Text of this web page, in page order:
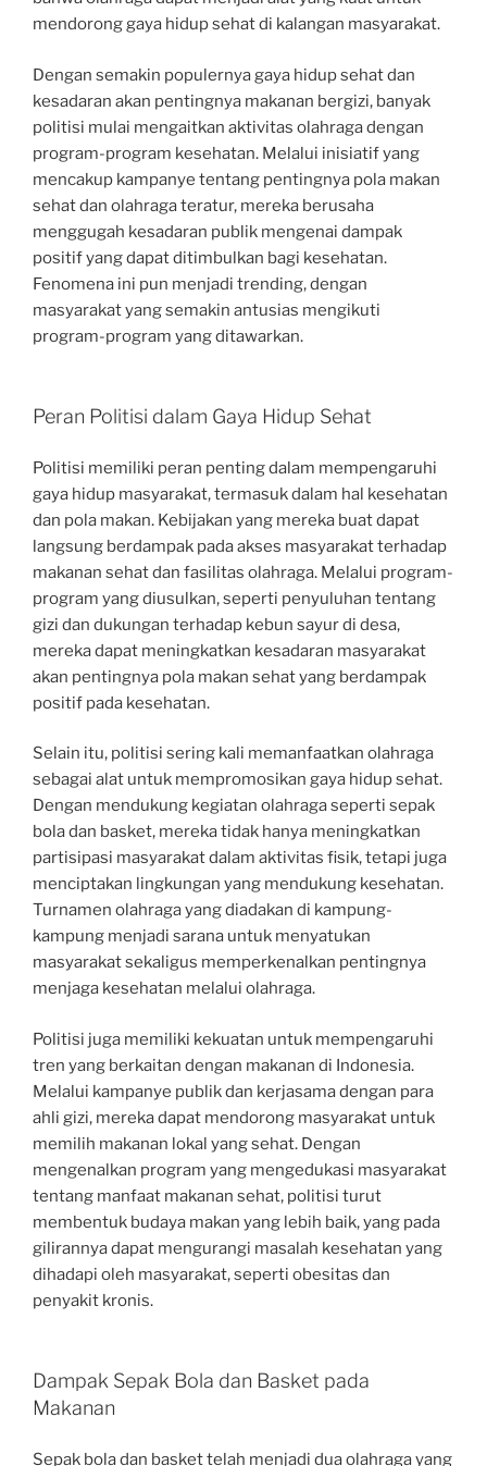
mendorong gaya hidup sehat di kalangan masyarakat.
Dengan semakin populernya gaya hidup sehat dan
kesadaran akan pentingnya makanan bergizi, banyak
politisi mulai mengaitkan aktivitas olahraga dengan
program-program kesehatan. Melalui inisiatif yang
mencakup kampanye tentang pentingnya pola makan
sehat dan olahraga teratur, mereka berusaha
menggugah kesadaran publik mengenai dampak
positif yang dapat ditimbulkan bagi kesehatan.
Fenomena ini pun menjadi trending, dengan
masyarakat yang semakin antusias mengikuti
program-program yang ditawarkan.
Peran Politisi dalam Gaya Hidup Sehat
Politisi memiliki peran penting dalam mempengaruhi
gaya hidup masyarakat, termasuk dalam hal kesehatan
dan pola makan. Kebijakan yang mereka buat dapat
langsung berdampak pada akses masyarakat terhadap
makanan sehat dan fasilitas olahraga. Melalui program-
program yang diusulkan, seperti penyuluhan tentang
gizi dan dukungan terhadap kebun sayur di desa,
mereka dapat meningkatkan kesadaran masyarakat
akan pentingnya pola makan sehat yang berdampak
positif pada kesehatan.
Selain itu, politisi sering kali memanfaatkan olahraga
sebagai alat untuk mempromosikan gaya hidup sehat.
Dengan mendukung kegiatan olahraga seperti sepak
bola dan basket, mereka tidak hanya meningkatkan
partisipasi masyarakat dalam aktivitas fisik, tetapi juga
menciptakan lingkungan yang mendukung kesehatan.
Turnamen olahraga yang diadakan di kampung-
kampung menjadi sarana untuk menyatukan
masyarakat sekaligus memperkenalkan pentingnya
menjaga kesehatan melalui olahraga.
Politisi juga memiliki kekuatan untuk mempengaruhi
tren yang berkaitan dengan makanan di Indonesia.
Melalui kampanye publik dan kerjasama dengan para
ahli gizi, mereka dapat mendorong masyarakat untuk
memilih makanan lokal yang sehat. Dengan
mengenalkan program yang mengedukasi masyarakat
tentang manfaat makanan sehat, politisi turut
membentuk budaya makan yang lebih baik, yang pada
gilirannya dapat mengurangi masalah kesehatan yang
dihadapi oleh masyarakat, seperti obesitas dan
penyakit kronis.
Dampak Sepak Bola dan Basket pada
Makanan
Sepak bola dan basket telah menjadi dua olahraga yang